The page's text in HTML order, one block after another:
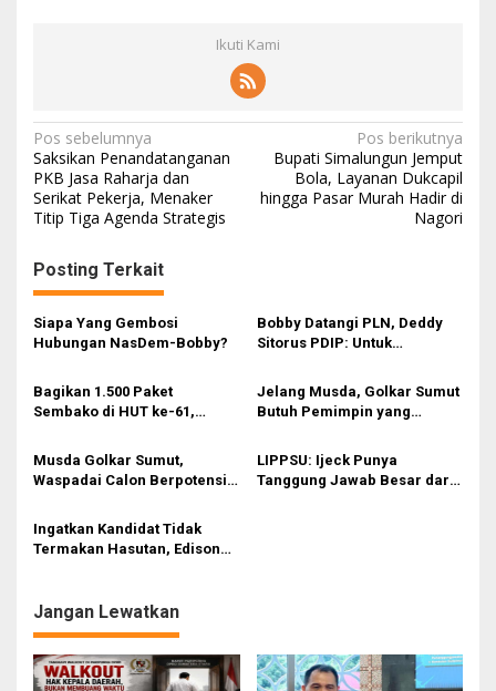
Ikuti Kami
N
a
v
g
a
s
p
o
s
Pos sebelumnya
Saksikan Penandatanganan
PKB Jasa Raharja dan
Serikat Pekerja, Menaker
Titip Tiga Agenda Strategis
Pos berikutnya
Bupati Simalungun Jemput
Bola, Layanan Dukcapil
hingga Pasar Murah Hadir di
Nagori
Posting Terkait
Siapa Yang Gembosi
Hubungan NasDem-Bobby?
Bobby Datangi PLN, Deddy
Sitorus PDIP: Untuk
Gubernurnya Gak Paham?
Bagikan 1.500 Paket
Sembako di HUT ke-61,
Partai yang Dicintai dan
Mencintai Rakyat
Jelang Musda, Golkar Sumut
Butuh Pemimpin yang
dengan Pemprov
Musda Golkar Sumut,
Waspadai Calon Berpotensi
LIPPSU: Ijeck Punya
Tanggung Jawab Besar dari
Ingatkan Kandidat Tidak
Termakan Hasutan, Edison
Terbantahkan
Jangan Lewatkan